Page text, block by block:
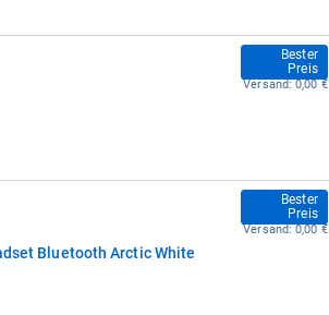
Bester
Preis
249,00 €
Versand:0,00 €
Bluetooth Arctic White
Bester
Preis
249,00 €
Versand:0,00 €